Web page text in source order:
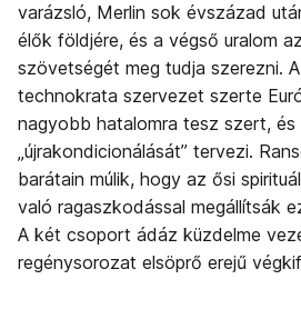
varázsló, Merlin sok évszázad
élők földjére, és a végső uralom
szövetségét meg tudja szerezni.
technokrata szervezet szerte
nagyobb hatalomra tesz szert, és
„újrakondicionálását” tervezi.
barátain múlik, hogy az ősi
való ragaszkodással megállítsák
A két csoport ádáz küzdelme
regénysorozat elsöprő erejű